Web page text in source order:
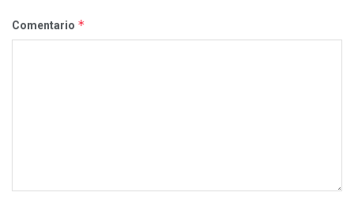
Comentario *